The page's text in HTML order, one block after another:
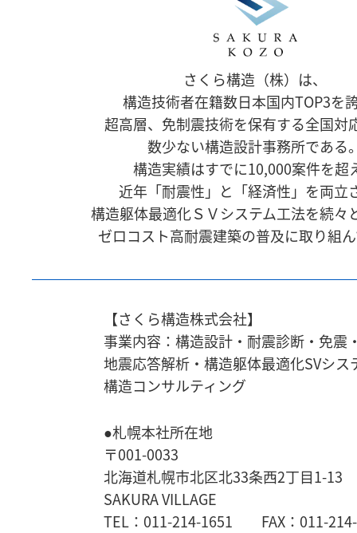
さくら構造（株）は、
構造技術者在籍数日本国内TOP3を
超高層、免制震技術を保有する全国対
数少ない構造設計事務所である
構造実績はすでに10,000案件を超
近年「耐震性」と「経済性」を両立
構造躯体最適化ＳＶシステム工法を続々
ゼロコスト高耐震建築の普及に取り組
【さくら構造株式会社】
事業内容：構造設計・耐震診断・免震
地震応答解析・ 構造躯体最適化SVシス
構造コンサルティング
●札幌本社所在地
〒001-0033
北海道札幌市北区北33条西2丁目1-13
SAKURA VILLAGE
TEL：011-214-1651 FAX：011-